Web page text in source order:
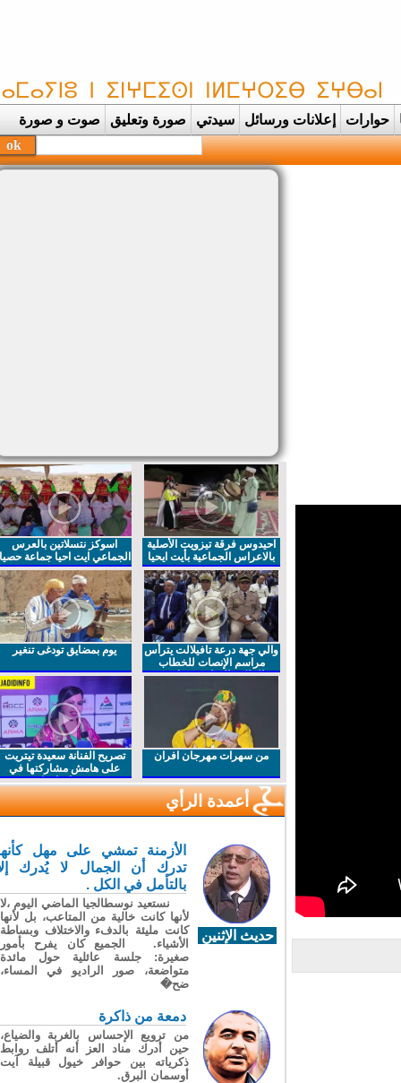
حوارات إعلانات ورسائل سيدتي صورة وتعليق صوت و صورة
احيدوس فرقة تيزويت الأصلية
بالاعراس الجماعية بأيت ايحيا
اسوكز نتسلاتين بالعرس
الجماعي ايت احيا جماعة حصيا
والي جهة درعة تافيلالت يترأس
مراسم الإنصات للخطاب
الملكي السامي بمناسبة
يوم بمضايق تودغى تنغير
من سهرات مهرجان افران
تصريح الفنانة سعيدة تيتريت
على هامش مشاركتها في
مهرجان افران
أعمدة الرأي
حديث الإثنين
الأزمنة تمشي على مهل كأنها
تدرك أن الجمال لا يُدرك إلا
بالتأمل في الكل .
نستعيد نوسطالجيا الماضي اليوم ،لا
لأنها كانت خالية من المتاعب، بل لأنها
كانت مليئة بالدفء والاختلاف وبساطة
الأشياء. الجميع كان يفرح بأمور
صغيرة: جلسة عائلية حول مائدة
متواضعة، صور الراديو في المساء،
ضح�
دمعة من ذاكرة
من ترويع الإحساس بالغربة والضياع،
حين أدرك مناد العز أنه أتلف روابط
ذكرياته بين حوافر خيول قبيلة آيت
أوسمان البرق.